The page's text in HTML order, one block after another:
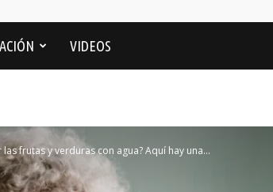
VIDEOS
las frutas y verduras con agua? Aquí hay una...